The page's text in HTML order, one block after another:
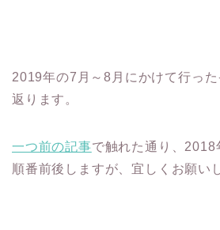
2019年の7月～8月にかけて行っ
返ります。
一つ前の記事で触れた通り、2018
順番前後しますが、宜しくお願い